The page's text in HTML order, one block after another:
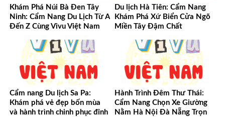
Khám Phá Núi Bà Đen Tây
Ninh: Cẩm Nang Du Lịch Từ A
Đến Z Cùng Vivu Việt Nam
Du lịch Hà Tiên: Cẩm Nang
Khám Phá Xứ Biển Cửa Ngõ
Miền Tây Đậm Chất
Cẩm nang Du lịch Sa Pa:
Khám phá vẻ đẹp bốn mùa
và hành trình chinh phục đỉnh
Hành Trình Đêm Thư Thái:
Cẩm Nang Chọn Xe Giường
Nằm Hà Nội Đà Nẵng Trọn